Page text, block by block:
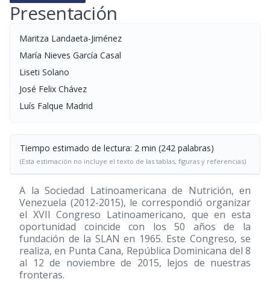
Presentación
Maritza Landaeta-Jiménez
María Nieves García Casal
Liseti Solano
José Felix Chávez
Luís Falque Madrid
Tiempo estimado de lectura: 2 min (242 palabras)
(Esta estimación no incluye el texto de las tablas, figuras y referencias)
A la Sociedad Latinoamericana de Nutrición, en
Venezuela (2012-2015), le correspondió organizar
el XVII Congreso Latinoamericano, que en esta
oportunidad coincide con los 50 años de la
fundación de la SLAN en 1965. Este Congreso, se
realiza, en Punta Cana, República Dominicana del 8
al 12 de noviembre de 2015, lejos de nuestras
fronteras.